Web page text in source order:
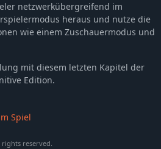
netzwerkübergreifend im
heraus und nutze die
wie einem Zuschauermodus und
mit diesem letzten Kapitel der
Edition.
Spiel
reserved.